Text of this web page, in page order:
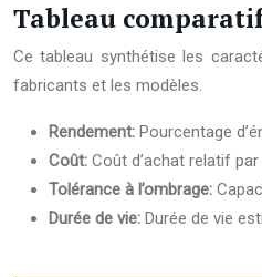
Tableau
Ce tableau synthétise les
fabricants et les modèles.
Rendement: Pourcentage
Coût: Coût d’achat relatif
Tolérance à l’ombrage:
Durée de vie: Durée de vie